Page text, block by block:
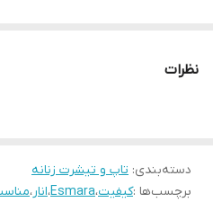
نظرات
دسته‌بندی: تاپ و تیشرت زنانه
برچسب‌ها :کیفیت،Esmara،انار،